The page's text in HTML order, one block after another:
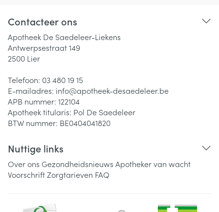
Contacteer ons
Apotheek De Saedeleer-Liekens
Antwerpsestraat 149
2500 Lier
Telefoon: 03 480 19 15
E-mailadres: info@apotheek-desaedeleer.be
APB nummer: 122104
Apotheek titularis: Pol De Saedeleer
BTW nummer: BE0404041820
Nuttige links
Over ons Gezondheidsnieuws Apotheker van wacht
VoorschriftZorgtarieven FAQ